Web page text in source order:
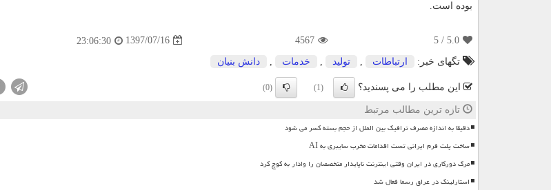
بوده است.
5.0
/ 5
4567
1397/07/16
23:06:30
تگهای خبر:
ارتباطات تولید خدمات دانش بنیان
این مطلب را می پسندید؟ (1)
(0)
تازه ترین مطالب مرتبط
دقیقا به اندازه مصرف ترافیک بین الملل از حجم بسته کسر می شود
ساخت پلت فرم ایرانی تست اقدامات مخرب سایبری به AI
مرگ دورکاری در ایران وقتی اینترنت ناپایدار متخصصان را وادار به کوچ کرد
استارلینک در عراق رسما فعال شد